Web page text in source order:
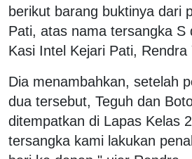
berikut barang buktinya dari
Pati, atas nama tersangka S
Kasi Intel Kejari Pati, Rendra
Dia menambahkan, setelah
dua tersebut, Teguh dan
ditempatkan di Lapas Kelas
tersangka kami lakukan